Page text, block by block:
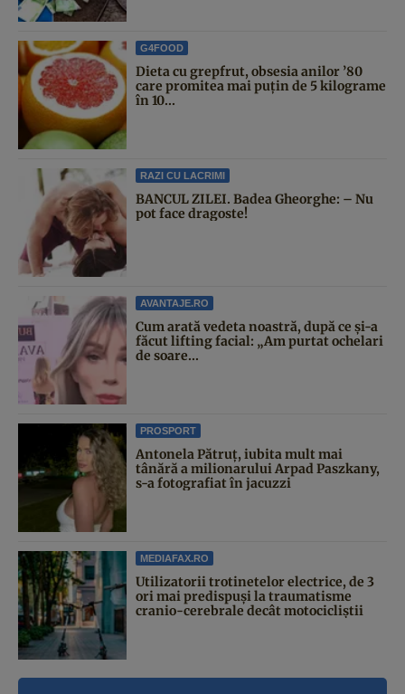
G4FOOD
Dieta cu grepfrut, obsesia anilor ’80
care promitea mai puțin de 5 kilograme
în 10...
RAZI CU LACRIMI
BANCUL ZILEI. Badea Gheorghe: – Nu
pot face dragoste!
AVANTAJE.RO
Cum arată vedeta noastră, după ce și-a
făcut lifting facial: „Am purtat ochelari
de soare...
PROSPORT
Antonela Pătruț, iubita mult mai
tânără a milionarului Arpad Paszkany,
s-a fotografiat în jacuzzi
MEDIAFAX.RO
Utilizatorii trotinetelor electrice, de 3
ori mai predispuși la traumatisme
cranio-cerebrale decât motocicliștii